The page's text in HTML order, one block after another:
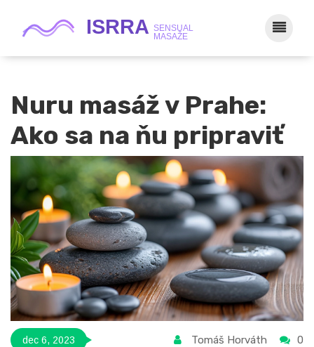
Nuru masáž v Prahe:
Ako sa na ňu pripraviť
dec 6, 2023 Tomáš Horváth 0